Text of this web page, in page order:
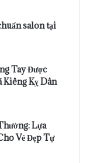
salon tại
Tay Được
Kiêng Kỵ Dân
Lựa
Vẻ Đẹp Tự